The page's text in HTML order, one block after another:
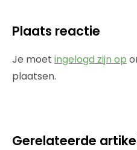
Plaats reactie
Je moet ingelogd zijn op
plaatsen.
Gerelateerde